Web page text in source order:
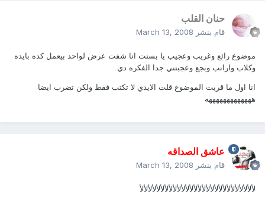
حنان القلب
قام بنشر March 13, 2008
موضوع رائع وغريب وعجيب يا بسنت انا شفت عرض لواحد بيعمل كده بايده
وكلاب وارانب وبجع وعجبتني جدا الفكره دي
انا اول ما قريت الموضوع قلت الايدي لا تكتب فقط ولكن تضرب ايضا
هههههههههههههه
عاشق الصداقه
قام بنشر March 13, 2008
لألألألألألألألألألألألألألألألألألألألألألألألألألألألأ